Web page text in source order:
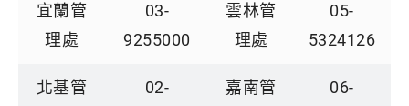
宜蘭管
理處
03-
9255000
雲林管
理處
05-
5324126
北基管
02-
嘉南管
06-